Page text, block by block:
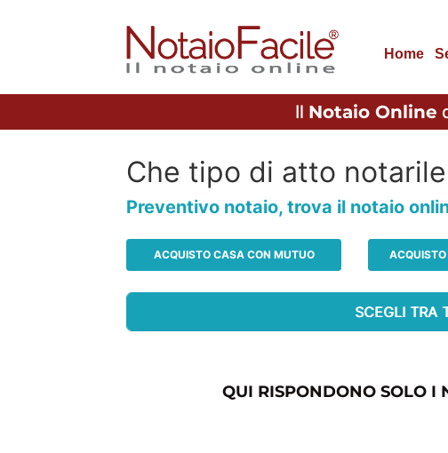
Home
Il Notaio Online
Che tipo di atto
Preventivo notaio, trova il notaio
ACQUISTO CASA CON MUTUO
QUI RISPONDONO SOLO I